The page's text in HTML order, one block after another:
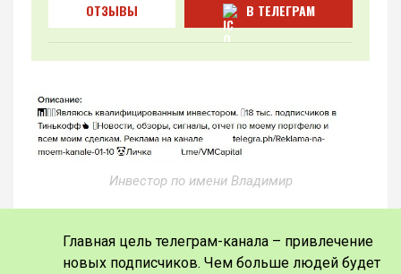
ОТЗЫВЫ В ТЕЛЕГРАМ
Инвестор по имени Владимир
Главная цель телеграм-канала – привлечение
новых подписчиков. Чем больше людей будет